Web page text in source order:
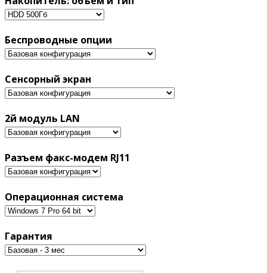
Беспроводные опции
Сенсорный экран
2й модуль LAN
Разъем факс-модем RJ11
Операционная система
Гарантия